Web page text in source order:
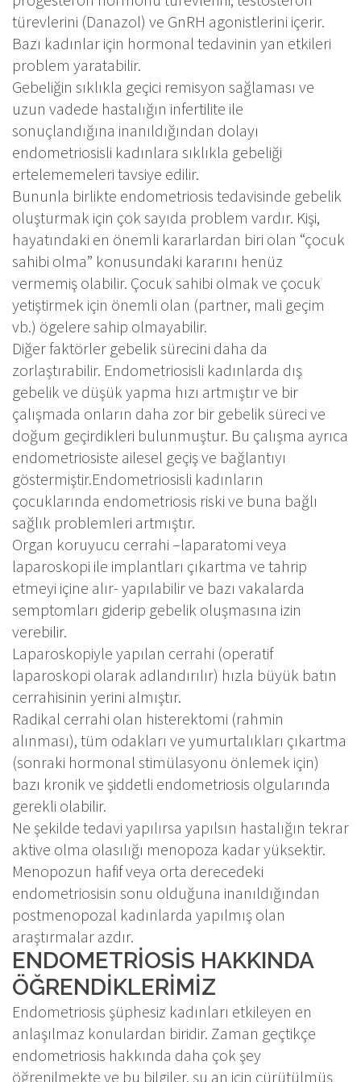
türevlerini (Danazol) ve GnRH agonistlerini içerir.
Bazı kadınlar için hormonal tedavinin yan etkileri
problem yaratabilir.
Gebeliğin sıklıkla geçici remisyon sağlaması ve
uzun vadede hastalığın infertilite ile
sonuçlandığına inanıldığından dolayı
endometriosisli kadınlara sıklıkla gebeliği
ertelememeleri tavsiye edilir.
Bununla birlikte endometriosis tedavisinde gebelik
oluşturmak için çok sayıda problem vardır. Kişi,
hayatındaki en önemli kararlardan biri olan “çocuk
sahibi olma” konusundaki kararını henüz
vermemiş olabilir. Çocuk sahibi olmak ve çocuk
yetiştirmek için önemli olan (partner, mali geçim
vb.) ögelere sahip olmayabilir.
Diğer faktörler gebelik sürecini daha da
zorlaştırabilir. Endometriosisli kadınlarda dış
gebelik ve düşük yapma hızı artmıştır ve bir
çalışmada onların daha zor bir gebelik süreci ve
doğum geçirdikleri bulunmuştur. Bu çalışma ayrıca
endometriosiste ailesel geçiş ve bağlantıyı
göstermiştir.Endometriosisli kadınların
çocuklarında endometriosis riski ve buna bağlı
sağlık problemleri artmıştır.
Organ koruyucu cerrahi –laparatomi veya
laparoskopi ile implantları çıkartma ve tahrip
etmeyi içine alır- yapılabilir ve bazı vakalarda
semptomları giderip gebelik oluşmasına izin
verebilir.
Laparoskopiyle yapılan cerrahi (operatif
laparoskopi olarak adlandırılır) hızla büyük batın
cerrahisinin yerini almıştır.
Radikal cerrahi olan histerektomi (rahmin
alınması), tüm odakları ve yumurtalıkları çıkartma
(sonraki hormonal stimülasyonu önlemek için)
bazı kronik ve şiddetli endometriosis olgularında
gerekli olabilir.
Ne şekilde tedavi yapılırsa yapılsın hastalığın tekrar
aktive olma olasılığı menopoza kadar yüksektir.
Menopozun hafif veya orta derecedeki
endometriosisin sonu olduğuna inanıldığından
postmenopozal kadınlarda yapılmış olan
araştırmalar azdır.
ENDOMETRİOSİS HAKKINDA
ÖĞRENDİKLERİMİZ
Endometriosis şüphesiz kadınları etkileyen en
anlaşılmaz konulardan biridir. Zaman geçtikçe
endometriosis hakkında daha çok şey
öğrenilmekte ve bu bilgiler, şu an için çürütülmüş